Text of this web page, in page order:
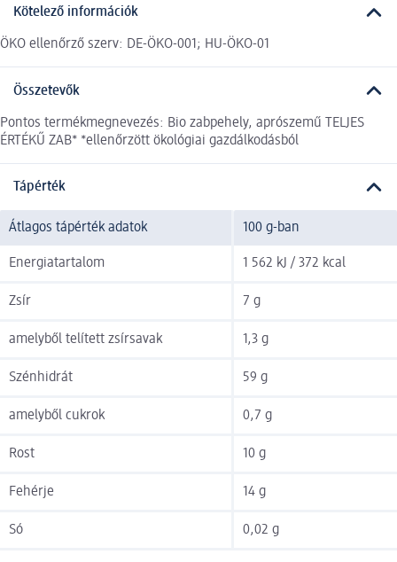
Kötelező információk
ÖKO ellenőrző szerv: DE-ÖKO-001; HU-ÖKO-01
Összetevők
Pontos termékmegnevezés: Bio zabpehely, aprószemű TELJES
ÉRTÉKŰ ZAB* *ellenőrzött ökológiai gazdálkodásból
Tápérték
Átlagos tápérték adatok 100 g-ban
Energiatartalom 1 562 kJ / 372 kcal
Zsír 7 g
amelyből telített zsírsavak 1,3 g
Szénhidrát 59 g
amelyből cukrok 0,7 g
Rost 10 g
Fehérje 14 g
Só 0,02 g